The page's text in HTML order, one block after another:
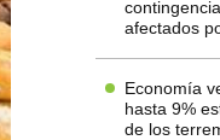
afectados
Economía
hasta 9%
de los